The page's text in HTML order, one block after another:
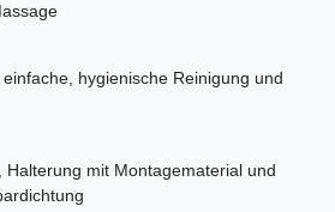
hygienische Reinigung und
Halterung mit Montagematerial und